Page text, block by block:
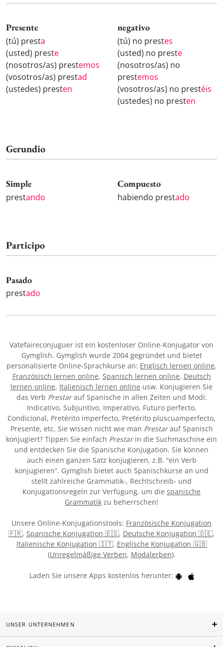
Presente
(tú) presta
(usted) preste
(nosotros/as) prestemos
(vosotros/as) prestad
(ustedes) presten
negativo
(tú) no prestes
(usted) no preste
(nosotros/as) no
prestemos
(vosotros/as) no prestéis
(ustedes) no presten
Gerundio
Simple
prestando
Compuesto
habiendo prestado
Participo
Pasado
prestado
Vatefaireconjuguer ist ein kostenloser Online-Konjugator von
Gymglish. Gymglish wurde 2004 gegründet und bietet
personalisierte Online-Sprachkurse an: Englisch lernen online,
Französisch lernen online, Spanisch lernen online, Deutsch
lernen online, Italienisch lernen online usw. Konjugieren Sie
das Verb Prestarauf Spanische in allen Zeiten und Modi:
Indicativo, Subjuntivo, Imperativo, Futuro perfecto,
Condicional, Pretérito imperfecto, Pretérito pluscuamperfecto,
Presente, etc. Sie wissen nicht wie man Prestarauf Spanisch
konjugiert? Tippen Sie einfach Prestarin die Suchmaschine ein
und entdecken Sie die Spanische Konjugation. Sie können
auch einen ganzen Satz konjugieren, z.B. “ein Verb
konjugieren”. Gymglish bietet auch Spanischkurse an und
stellt zahlreiche Grammatik-, Rechtschreib- und
Konjugationsregeln zur Verfügung, um die spanische
Grammatik zu beherrschen!
Unsere Online-Konjugationstools: Französische Konjugation
🇫🇷, Spanische Konjugation 🇪🇸, Deutsche Konjugation 🇩🇪,
Italienische Konjugation 🇮🇹, Englische Konjugation 🇬🇧
(Unregelmäßige Verben, Modalerben).
Laden Sie unsere Apps kostenlos herunter:
UNSER UNTERNEHMEN